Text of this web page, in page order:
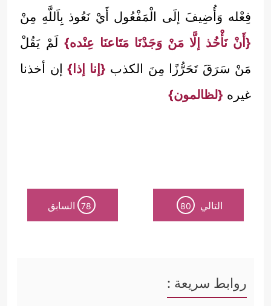
فِعْله وَأُضِيفَ إلَى الْمَفْعُول أَيْ نَعُوذ بِاَللَّهِ مِنْ
{أَنْ نَأْخُذ إلَّا مَنْ وَجَدْنَا مَتَاعنَا عِنْده} لَمْ يَقُلْ
مَنْ سَرَقَ تَحَرُّزًا مِنَ الكذب {إنا إذا} إن أخذنا
غيره {لظالمون}
التالي 80
78 السابق
روابط سريعة :